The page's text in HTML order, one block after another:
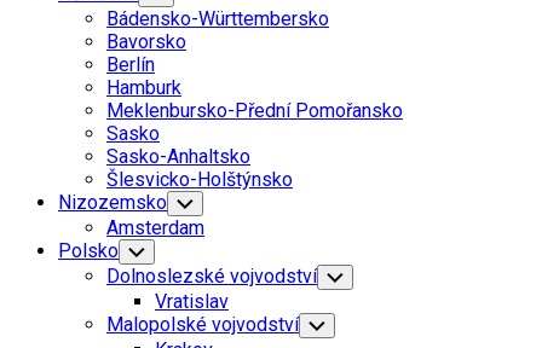
Parent
Child
Menu
Bádensko-Württembersko
Bavorsko
Berlín
Hamburk
Meklenbursko-Přední Pomořansko
Sasko
Sasko-Anhaltsko
Šlesvicko-Holštýnsko
Nizozemsko Toggle
Child
Menu
Amsterdam
Polsko Toggle
Child
Menu
Dolnoslezské vojvodství Toggle
Child
Menu
Vratislav
Malopolské vojvodství Toggle
Child